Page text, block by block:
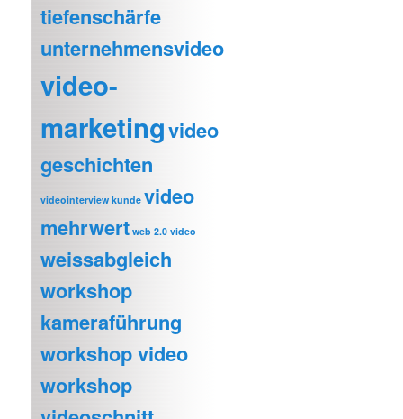
tiefenschärfe
unternehmensvideo
video-
marketingvideo
geschichten
videointerview kunde video
mehrwert web 2.0 video
weissabgleich
workshop
kameraführung
workshop video
workshop